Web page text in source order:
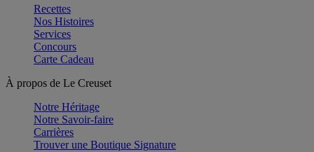
Recettes
Nos Histoires
Services
Concours
Carte Cadeau
À propos de Le Creuset
Notre Héritage
Notre Savoir-faire
Carrières
Trouver une Boutique Signature